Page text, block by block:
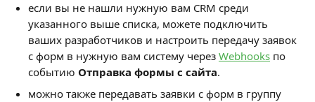
если вы не нашли нужную вам CRM среди
указанного выше списка, можете подключить
ваших разработчиков и настроить передачу заявок
с форм в нужную вам систему через Webhooks по
событию Отправка формы с сайта.
можно также передавать заявки с форм в группу